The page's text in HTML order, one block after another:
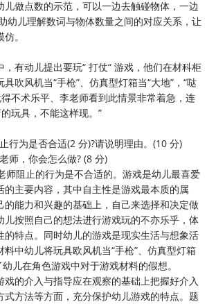
儿做点数的示范，可以一边去触碰物体，一边
幼儿理解数词与物体数量之间的对应关系，让
。
有动儿提出要玩“ 打仗“ 游戏，他们在材科柜
吹风机当“手枪”、仿真型灯箱当“大地”，“哒
不术乐平、李老师看到此情景非常着急，连
玩具，不能这样现。”
为是否合适(2 分)?请说明理由。(10 分)
，你会怎么做? (8 分)
师阻止的行为是不合适的。游戏是幼儿最喜爱
的主要内容，其中自主性是游戏最本质的属
的能力和兴趣的基础上，自己来选择和决定做
儿按照自己的想法进行游戏玩的不亦乐乎，体
的特点。同时幼儿的游戏是现实生活与想象活
中幼儿将玩具欧风机当“手枪”、仿真型灯箱
儿在角色游戏中对于游戏材料的假想。
的介入与指导应在观察的基础上把握好介入
式方法等方面，充分保护幼儿游戏的特点。题